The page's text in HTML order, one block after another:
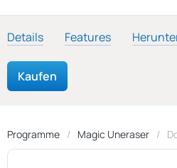
Details Features
Kaufen
Programme Magic Uneraser